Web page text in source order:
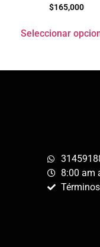
$165,000
Seleccionar
8:00 am